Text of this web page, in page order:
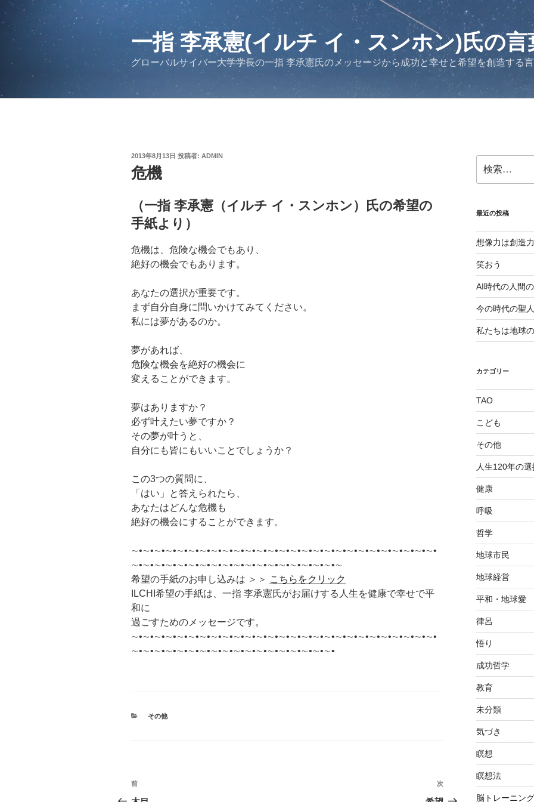
ン
一指 李承憲(イルチ イ・スンホン)氏の言
グローバルサイバー大学学長の一指 李承憲氏のメッセージから成功と幸せと希望を創造する
投
稿
日:
2013年8月13日 投稿者: ADMIN
危機
（一指 李承憲（イルチ イ・スンホン）氏の希望の
手紙より）
危機は、危険な機会でもあり、
絶好の機会でもあります。
あなたの選択が重要です。
まず自分自身に問いかけてみてください。
私には夢があるのか。
夢があれば、
危険な機会を絶好の機会に
変えることができます。
夢はありますか？
必ず叶えたい夢ですか？
その夢が叶うと、
自分にも皆にもいいことでしょうか？
この3つの質問に、
「はい」と答えられたら、
あなたはどんな危機も
絶好の機会にすることができます。
∼•∼•∼•∼•∼•∼•∼•∼•∼•∼•∼•∼•∼•∼•∼•∼•∼•∼•∼•∼•∼•∼•∼•∼•∼•∼•∼•
∼•∼•∼•∼•∼•∼•∼•∼•∼•∼•∼•∼•∼•∼•∼•∼•∼•∼•∼
希望の手紙のお申し込みは ＞＞ こちらをクリック
ILCHI希望の手紙は、一指 李承憲氏がお届けする人生を健康で幸せで平
和に
過ごすためのメッセージです。
∼•∼•∼•∼•∼•∼•∼•∼•∼•∼•∼•∼•∼•∼•∼•∼•∼•∼•∼•∼•∼•∼•∼•∼•∼•∼•∼•
∼•∼•∼•∼•∼•∼•∼•∼•∼•∼•∼•∼•∼•∼•∼•∼•∼•∼•
カ
その他
投
前
の
前
次
の
次
索:
最近の投稿
想像力は創造力
笑おう
AI時代の人間
今の時代の聖人
私たちは地球
カテゴリー
TAO
こども
その他
人生120年の選
健康
呼吸
哲学
地球市民
地球経営
平和・地球愛
律呂
悟り
成功哲学
教育
未分類
気づき
瞑想
瞑想法
脳トレーニング